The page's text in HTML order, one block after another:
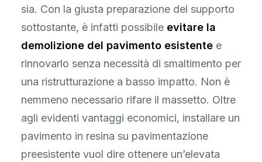
sia. Con la giusta preparazione del supporto
sottostante, è infatti possibile evitare la
demolizione del pavimento esistente e
rinnovarlo senza necessità di smaltimento per
una ristrutturazione a basso impatto. Non è
nemmeno necessario rifare il massetto. Oltre
agli evidenti vantaggi economici, installare un
pavimento in resina su pavimentazione
preesistente vuol dire ottenere un’elevata